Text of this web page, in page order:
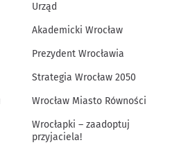
Urząd
Akademicki Wrocław
Prezydent Wrocławia
Strategia Wrocław 2050
Wrocław Miasto Równości
Wrocłapki – zaadoptuj
przyjaciela!